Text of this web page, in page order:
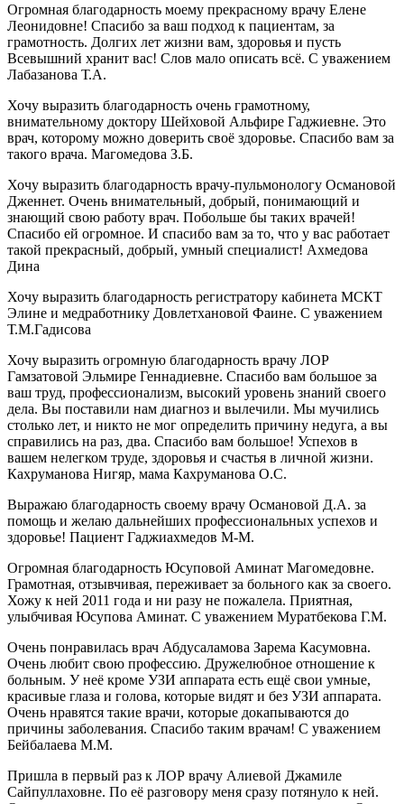
Огромная благодарность моему прекрасному врачу Елене
Леонидовне! Спасибо за ваш подход к пациентам, за
грамотность. Долгих лет жизни вам, здоровья и пусть
Всевышний хранит вас! Слов мало описать всё. С уважением
Лабазанова Т.А.
Хочу выразить благодарность очень грамотному,
внимательному доктору Шейховой Альфире Гаджиевне. Это
врач, которому можно доверить своё здоровье. Спасибо вам за
такого врача. Магомедова З.Б.
Хочу выразить благодарность врачу-пульмонологу Османовой
Дженнет. Очень внимательный, добрый, понимающий и
знающий свою работу врач. Побольше бы таких врачей!
Спасибо ей огромное. И спасибо вам за то, что у вас работает
такой прекрасный, добрый, умный специалист! Ахмедова
Дина
Хочу выразить благодарность регистратору кабинета МСКТ
Элине и медработнику Довлетхановой Фаине. С уважением
Т.М.Гадисова
Хочу выразить огромную благодарность врачу ЛОР
Гамзатовой Эльмире Геннадиевне. Спасибо вам большое за
ваш труд, профессионализм, высокий уровень знаний своего
дела. Вы поставили нам диагноз и вылечили. Мы мучились
столько лет, и никто не мог определить причину недуга, а вы
справились на раз, два. Спасибо вам большое! Успехов в
вашем нелегком труде, здоровья и счастья в личной жизни.
Кахруманова Нигяр, мама Кахруманова О.С.
Выражаю благодарность своему врачу Османовой Д.А. за
помощь и желаю дальнейших профессиональных успехов и
здоровье! Пациент Гаджиахмедов М-М.
Огромная благодарность Юсуповой Аминат Магомедовне.
Грамотная, отзывчивая, переживает за больного как за своего.
Хожу к ней 2011 года и ни разу не пожалела. Приятная,
улыбчивая Юсупова Аминат. С уважением Муратбекова Г.М.
Очень понравилась врач Абдусаламова Зарема Касумовна.
Очень любит свою профессию. Дружелюбное отношение к
больным. У неё кроме УЗИ аппарата есть ещё свои умные,
красивые глаза и голова, которые видят и без УЗИ аппарата.
Очень нравятся такие врачи, которые докапываются до
причины заболевания. Спасибо таким врачам! С уважением
Бейбалаева М.М.
Пришла в первый раз к ЛОР врачу Алиевой Джамиле
Сайпуллаховне. По её разговору меня сразу потянуло к ней.